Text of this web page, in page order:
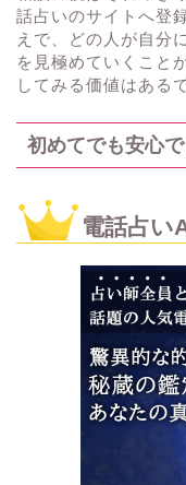
話占いのサイトへ登
えで、どの人が自分
を見極めていくこと
してみる価値はある
初めてでも安心
電話占い